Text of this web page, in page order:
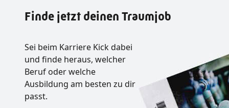
Finde jetzt deinen Traumjob
Sei beim Karriere Kick dabei
und finde heraus, welcher
Beruf oder welche
Ausbildung am besten zu dir
passt.